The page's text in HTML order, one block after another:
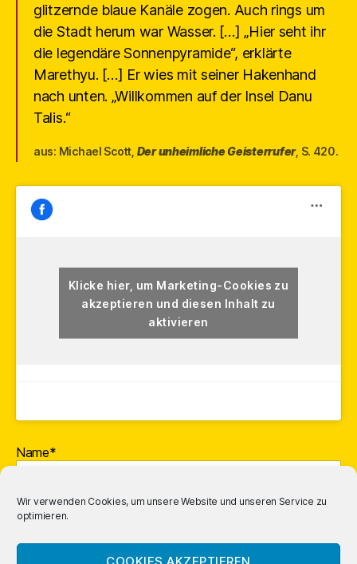
Wir verwenden Cookies, um unsere Website und unseren Service zu
optimieren.
COOKIES AKZEPTIEREN
glitzernde blaue Kanäle zogen. Auch rings um
die Stadt herum war Wasser. […] „Hier seht ihr
die legendäre Sonnenpyramide“, erklärte
Marethyu. […] Er wies mit seiner Hakenhand
nach unten. „Willkommen auf der Insel Danu
Talis.“
aus: Michael Scott, Der unheimliche Geisterrufer, S. 420.
Klicke hier, um Marketing-Cookies zu
akzeptieren und diesen Inhalt zu
aktivieren
Name*
E-Mail-Adresse*